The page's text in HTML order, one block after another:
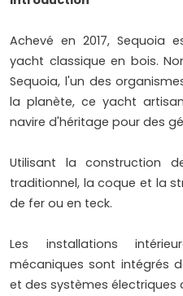
Achevé en 2017, Sequoia
yacht classique en bois.
Sequoia, l'un des
la planète, ce yacht
navire d'héritage pour des
Utilisant la construction
traditionnel, la coque et la
de fer ou en teck.
Les installations
mécaniques sont intégrés
et des systèmes électriques